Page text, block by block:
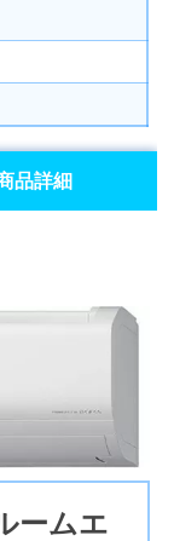
品詳細
ームエ